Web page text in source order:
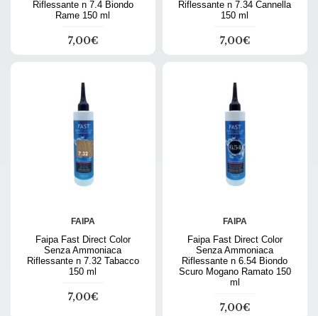
Riflessante n 7.4 Biondo
Rame 150 ml
7,00€
Riflessante n 7.34 Cannella
150 ml
7,00€
FAIPA
Faipa Fast Direct Color
Senza Ammoniaca
Riflessante n 7.32 Tabacco
150 ml
7,00€
FAIPA
Faipa Fast Direct Color
Senza Ammoniaca
Riflessante n 6.54 Biondo
Scuro Mogano Ramato 150
ml
7,00€